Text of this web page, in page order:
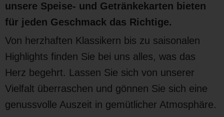
unsere Speise- und Getränkekarten bieten
für jeden Geschmack das Richtige.
Von herzhaften Klassikern bis zu saisonalen
Highlights finden Sie bei uns alles, was das
Herz begehrt. Lassen Sie sich von unserer
Vielfalt überraschen und gönnen Sie sich eine
genussvolle Auszeit in gemütlicher Atmosphäre.